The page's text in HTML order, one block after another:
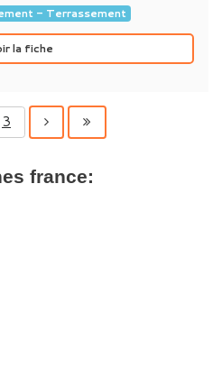
- Terrassement
la fiche
3
france: